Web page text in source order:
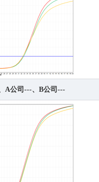
A公司---、B公司---